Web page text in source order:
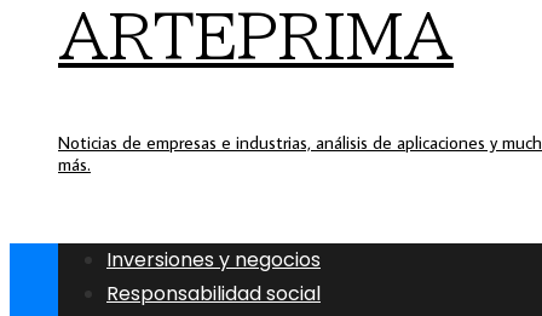
ARTEPRIMA
Noticias de empresas e industrias, análisis de aplicaciones y
más.
Inversiones y negocios
Responsabilidad social